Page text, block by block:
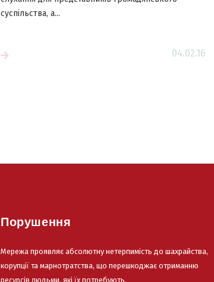
суспільства, а...
04.02.16
Порушення
Мережа проявляє абсолютну нетерпимість до шахрайства,
корупції та марнотратства, що перешкоджає отриманню
ресурсів людьми, які їх потребують.